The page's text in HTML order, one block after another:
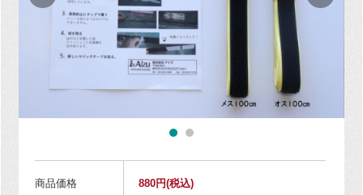
商品価格 880円(税込)